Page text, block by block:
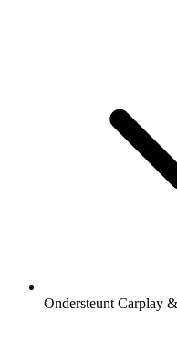
Ondersteunt Carplay